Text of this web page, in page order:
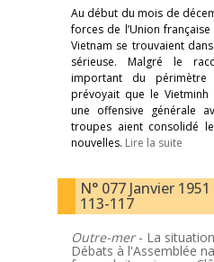
Au début du mois de
forces de l’Union
Vietnam se trouvaient
sérieuse. Malgré le
important du périmètre
prévoyait que le Vietminh
une offensive générale
troupes aient consolidé
nouvelles. Lire la suite
N° 077 Janvier
113-117
Outre-mer- La
Débats à l'Assemblée